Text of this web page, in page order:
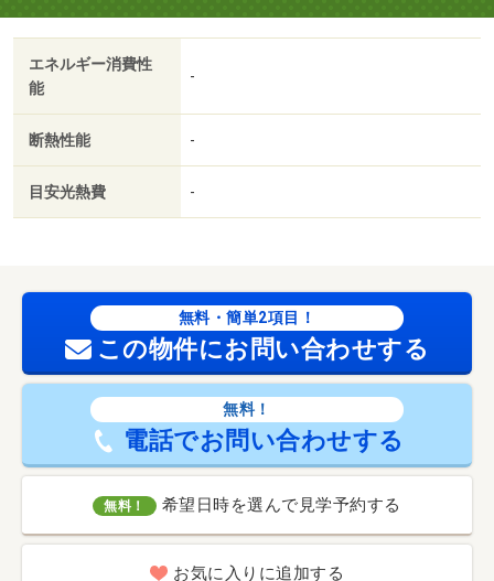
Ｔ24月額/月 1320円/賃貸戸数:4戸
エネルギー消費性
能
-
断熱性能 -
目安光熱費 -
無料・簡単2項目！
この物件にお問い合わせする
無料！
電話でお問い合わせする
無料！ 希望日時を選んで見学予約する
お気に入りに追加する